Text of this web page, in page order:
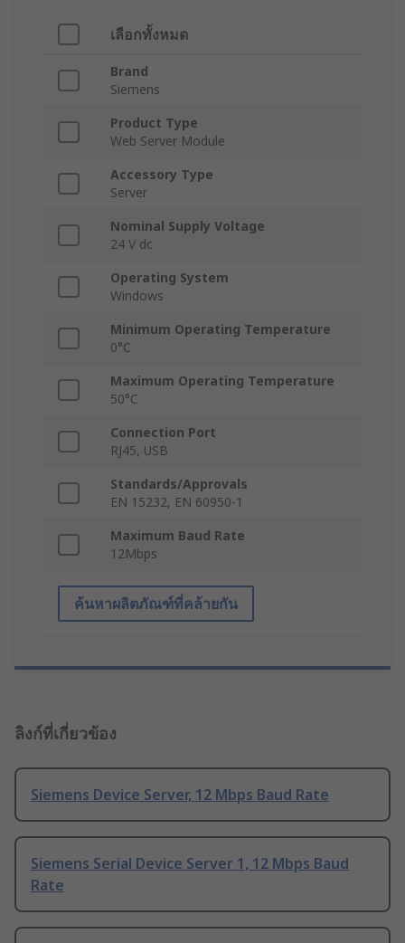
เลือกทั้งหมด
Brand
Siemens
Product Type
Web Server Module
Accessory Type
Server
Nominal Supply Voltage
24 V dc
Operating System
Windows
Minimum Operating Temperature
0°C
Maximum Operating Temperature
50°C
Connection Port
RJ45, USB
Standards/Approvals
EN 15232, EN 60950-1
Maximum Baud Rate
12Mbps
ค้นหาผลิตภัณฑ์ที่คล้ายกัน
ลิงก์ที่เกี่ยวข้อง
Siemens Device Server, 12 Mbps Baud Rate
Siemens Serial Device Server 1, 12 Mbps Baud
Rate